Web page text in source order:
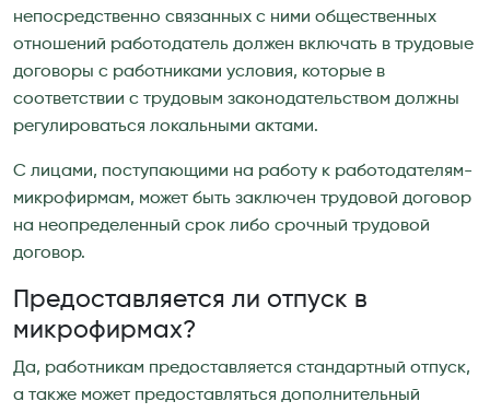
непосредственно связанных с ними общественных
отношений работодатель должен включать в трудовые
договоры с работниками условия, которые в
соответствии с трудовым законодательством должны
регулироваться локальными актами.
С лицами, поступающими на работу к работодателям-
микрофирмам, может быть заключен трудовой договор
на неопределенный срок либо срочный трудовой
договор.
Предоставляется ли отпуск в
микрофирмах?
Да, работникам предоставляется стандартный отпуск,
а также может предоставляться дополнительный